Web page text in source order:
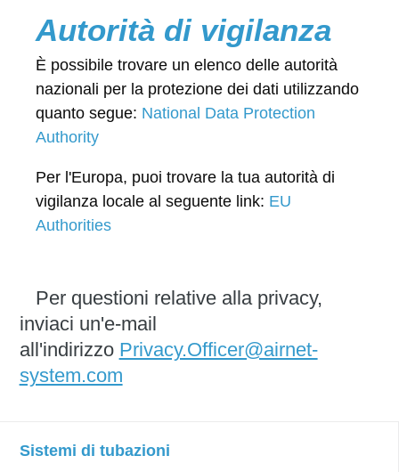
Autorità di vigilanza
È possibile trovare un elenco delle autorità
nazionali per la protezione dei dati utilizzando
quanto segue: National Data Protection
Authority
Per l'Europa, puoi trovare la tua autorità di
vigilanza locale al seguente link: EU
Authorities
Per questioni relative alla privacy,
inviaci un'e-mail
all'indirizzo Privacy.Officer@airnet-
system.com
Sistemi di tubazioni